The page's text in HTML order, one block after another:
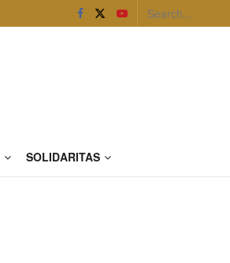
SOLIDARITAS